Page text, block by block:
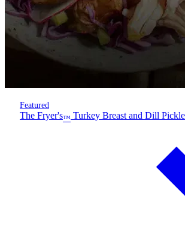
Featured
The Fryer's™ Turkey Breast and Dill